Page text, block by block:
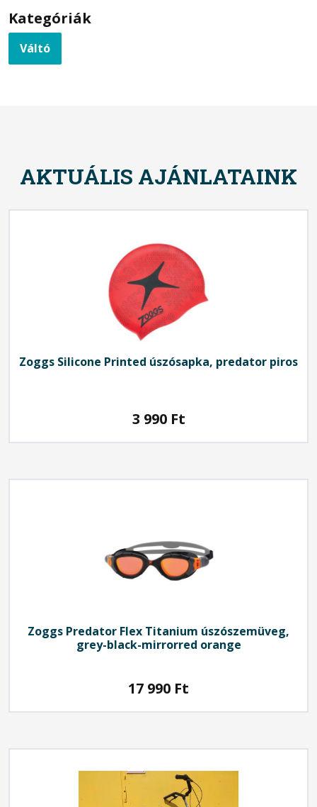
Kategóriák
Váltó
AKTUÁLIS AJÁNLATAINK
Zoggs Silicone Printed úszósapka, predator piros
3 990 Ft
Zoggs Predator Flex Titanium úszószemüveg,
grey-black-mirrorred orange
17 990 Ft